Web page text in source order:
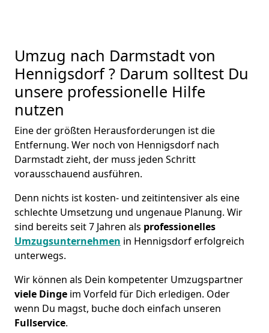
Umzug nach Darmstadt von
Hennigsdorf ? Darum solltest Du
unsere professionelle Hilfe
nutzen
Eine der größten Herausforderungen ist die
Entfernung. Wer noch von Hennigsdorf nach
Darmstadt zieht, der muss jeden Schritt
vorausschauend ausführen.
Denn nichts ist kosten- und zeitintensiver als eine
schlechte Umsetzung und ungenaue Planung. Wir
sind bereits seit 7 Jahren als professionelles
Umzugsunternehmen in Hennigsdorf erfolgreich
unterwegs.
Wir können als Dein kompetenter Umzugspartner
viele Dinge im Vorfeld für Dich erledigen. Oder
wenn Du magst, buche doch einfach unseren
Fullservice.